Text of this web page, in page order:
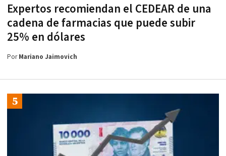
Expertos recomiendan el CEDEAR de una
cadena de farmacias que puede subir
25% en dólares
PorMariano Jaimovich